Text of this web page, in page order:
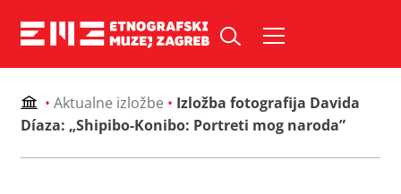
• Aktualne izložbe • Izložba fotografija Davida
Díaza: „Shipibo-Konibo: Portreti mog naroda”